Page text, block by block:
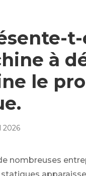
à
le
2026
nombreuses